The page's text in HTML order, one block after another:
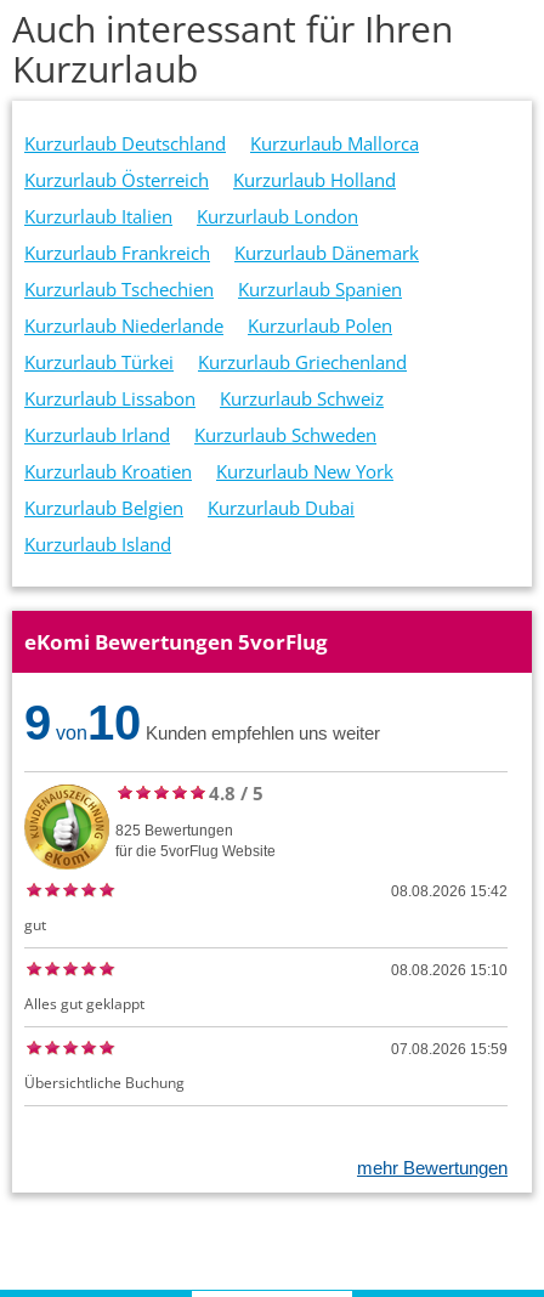
Auch interessant für Ihren
Kurzurlaub
Kurzurlaub Deutschland
Kurzurlaub Mallorca
Kurzurlaub Österreich
Kurzurlaub Holland
Kurzurlaub Italien
Kurzurlaub London
Kurzurlaub Frankreich
Kurzurlaub Dänemark
Kurzurlaub Tschechien
Kurzurlaub Spanien
Kurzurlaub Niederlande
Kurzurlaub Polen
Kurzurlaub Türkei
Kurzurlaub Griechenland
Kurzurlaub Lissabon
Kurzurlaub Schweiz
Kurzurlaub Irland
Kurzurlaub Schweden
Kurzurlaub Kroatien
Kurzurlaub New York
Kurzurlaub Belgien
Kurzurlaub Dubai
Kurzurlaub Island
eKomi Bewertungen 5vorFlug
9 von10 Kunden empfehlen uns weiter
4.8 / 5
825 Bewertungen
für die 5vorFlug Website
08.08.2026 15:42
gut
08.08.2026 15:10
Alles gut geklappt
07.08.2026 15:59
Übersichtliche Buchung
mehr Bewertungen